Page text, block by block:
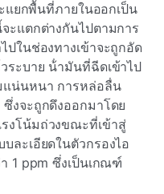
แยกพื้นที่ภายในออกเป็น
ะแตกต่างกันไปตามการ
ปในช่องทางเข้าจะถูกอัด
ระบาย น้ํามันที่ฉีดเข้าไป
แน่นหนา การหล่อลื่น
งจะถูกดึงออกมาโดย
งโน้มถ่วงขณะที่เข้าสู่
ละเอียดในตัวกรองไอ
1 ppm ซึ่งเป็นเกณฑ์